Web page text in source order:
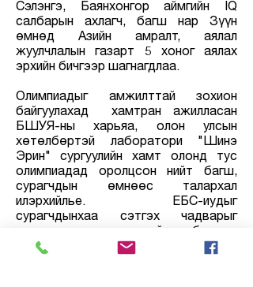
Сэлэнгэ, Баянхонгор аймгийн IQ
салбарын ахлагч, багш нар Зүүн
өмнөд Азийн амралт, аялал
жуулчлалын газарт 5 хоног аялах
эрхийн бичгээр шагнагдлаа.
Олимпиадыг амжилттай зохион
байгуулахад хамтран ажилласан
БШУЯ-ны харьяа, олон улсын
хөтөлбөртэй лаборатори "Шинэ
Эрин" сургуулийн хамт олонд тус
олимпиадад оролцсон нийт багш,
сурагчдын өмнөөс талархал
илэрхийлье. ЕБС-иудыг
сурагчдынхаа сэтгэх чадварыг
өөрчлөх, Боловсролыг бүх шатанд